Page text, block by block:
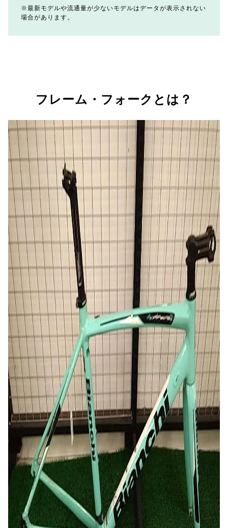
最新モデルや流通量が少ないモデルはデータが表示されない
場合があります。
フレーム・フォークとは？